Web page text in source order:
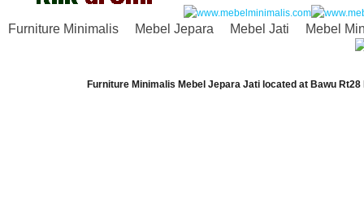
Furniture Minimalis Mebel Jepara Mebel Jati Mebel
Furniture Minimalis Mebel Jepara Jati located at Bawu Rt28